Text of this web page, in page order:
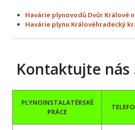
Havárie plynovodů Dvůr Králové
Havárie plynu Královéhradecký
Kontaktujte nás
PLYNOINSTALATÉRSKÉ
PRÁCE